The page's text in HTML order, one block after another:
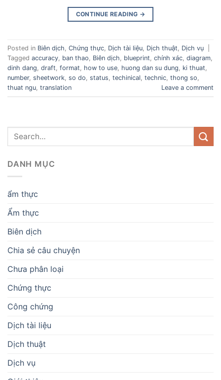
CONTINUE READING →
Posted in Biên dịch Chứng thực Dịch tài liệu Dịch thuật Dịch vụ
Tagged accuracy ban thao Biên dịch blueprint chính xác diagram
dinh dang draft format how to use huong dan su dung ki thuat
number, sheetwork so do status techinical technic thong so
thuat ngu translation Leave a comment
DANH MỤC
ẩm thực
Ẩm thực
Biên dịch
Chia sẻ câu chuyện
Chưa phân loại
Chứng thực
Công chứng
Dịch tài liệu
Dịch thuật
Dịch vụ